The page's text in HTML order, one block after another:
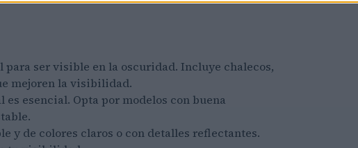
para ser visible en la oscuridad. Incluye chalecos,
mejoren la visibilidad.
esencial. Opta por modelos con buena
y de colores claros o con detalles reflectantes.